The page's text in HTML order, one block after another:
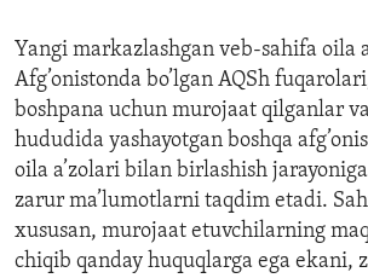
Yangi markazlashgan veb-sahifa oila
Afg’onistonda bo’lgan AQSh
boshpana uchun murojaat qilganlar
hududida yashayotgan boshqa
oila a’zolari bilan birlashish
zarur ma’lumotlarni taqdim etadi.
xususan, murojaat etuvchilarning
chiqib qanday huquqlarga ega ekani,